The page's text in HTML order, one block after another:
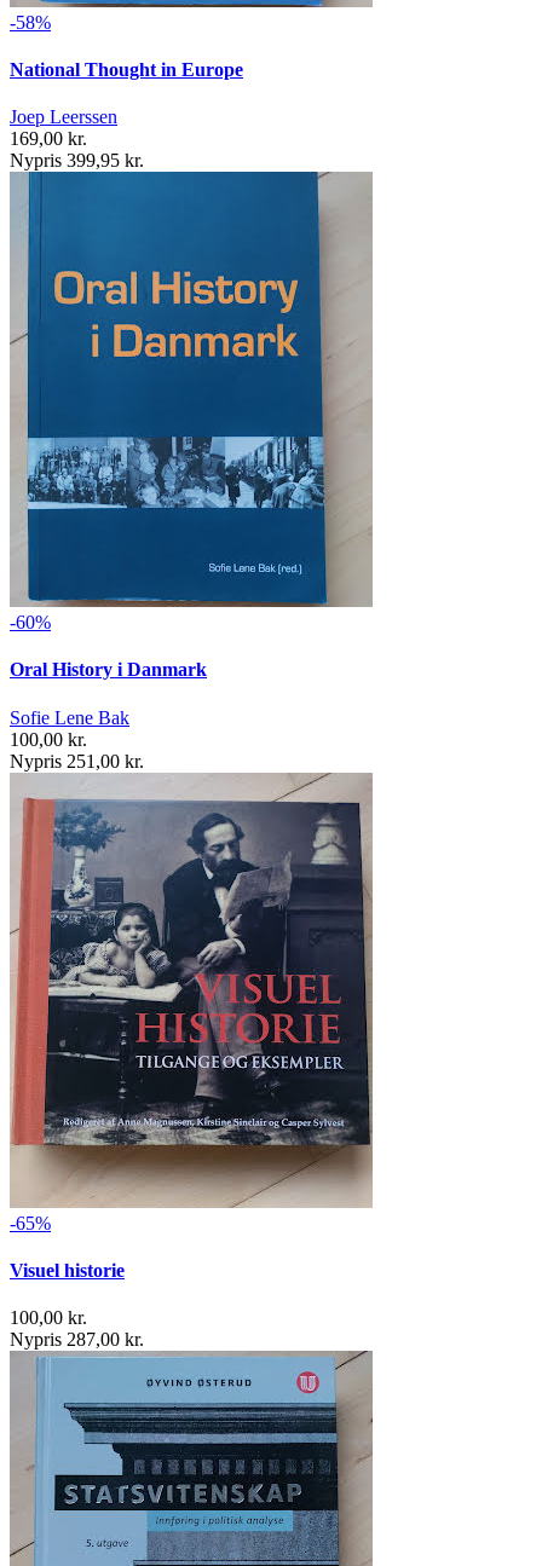
-58%
National Thought in Europe
Joep Leerssen
169,00 kr.
Nypris 399,95 kr.
-60%
Oral History i Danmark
Sofie Lene Bak
100,00 kr.
Nypris 251,00 kr.
-65%
Visuel historie
100,00 kr.
Nypris 287,00 kr.